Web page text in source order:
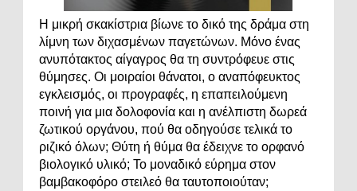
Η μικρή σκακίστρια βίωνε το δικό της δράμα στη
λίμνη των διχασμένων παγετώνων. Μόνο ένας
ανυπότακτος αίγαγρος θα τη συντρόφευε στις
θύμησες. Οι μοιραίοι θάνατοι, ο αναπόφευκτος
εγκλεισμός, οι προγραφές, η επαπειλούμενη
ποινή για μια δολοφονία και η ανέλπιστη δωρεά
ζωτικού οργάνου, πού θα οδηγούσε τελικά το
ριζικό όλων; Θύτη ή θύμα θα έδειχνε το ορφανό
βιολογικό υλικό; Το μοναδικό εύρημα στον
βαμβακοφόρο στειλεό θα ταυτοποιούταν;